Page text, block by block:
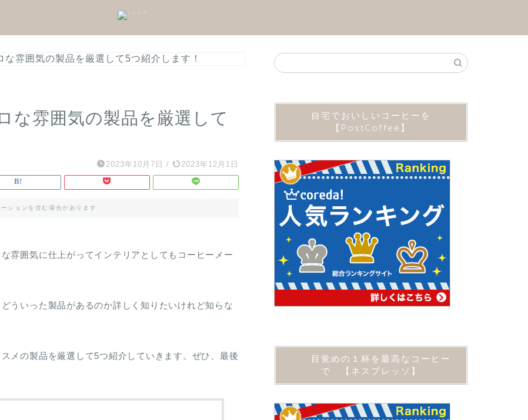
雰囲気の製品を厳選して5つ紹介します！
な雰囲気の製品を厳選して
2023年10月7日 / 2023年12月1日
ションを含む場合があります
雰囲気に仕上がってインテリアとしてもコーヒーメー
ういった製品があるのか詳しく知りたいけれど知らな
メの製品を厳選して5つ紹介していきます。ぜひ、最後
自宅でおいしいコーヒーを
【PostCoffee】
目覚めの１杯を最高なコーヒー
で 【ネスプレッソ】